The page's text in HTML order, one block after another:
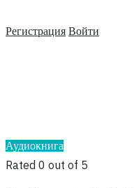
Регистрация Войти
Аудиокнига
Rated 0 out of 5